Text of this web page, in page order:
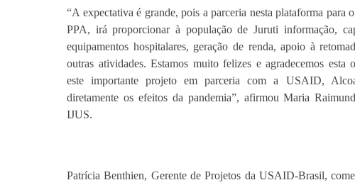
“A expectativa é grande, pois a parceria nesta plataforma para
PPA, irá proporcionar à população de Juruti informação,
equipamentos hospitalares, geração de renda, apoio à
outras atividades. Estamos muito felizes e agradecemos
este importante projeto em parceria com a USAID,
diretamente os efeitos da pandemia”, afirmou Maria
IJUS.
Patrícia Benthien, Gerente de Projetos da USAID-Brasil,